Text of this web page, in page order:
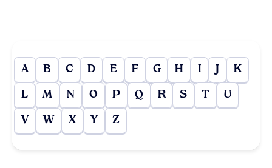
A B C D E F G H I J K
L M N O P Q R S T U
V W X Y Z